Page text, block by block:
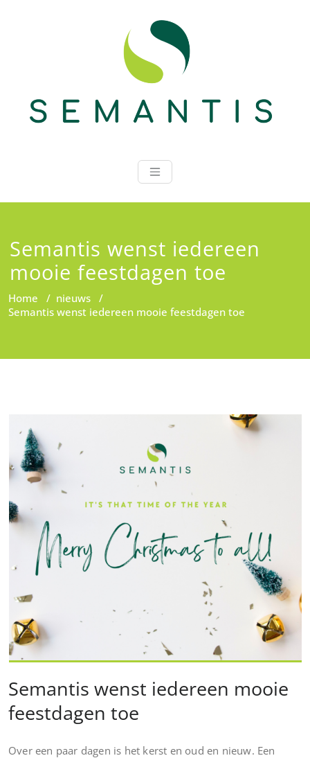
Semantis
Semantis wenst iedereen
mooie feestdagen toe
Home / nieuws /
Semantis wenst iedereen mooie feestdagen toe
Semantis wenst iedereen mooie
feestdagen toe
Over een paar dagen is het kerst en oud en nieuw. Een